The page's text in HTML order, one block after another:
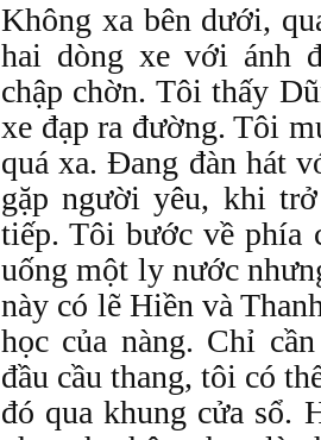
Không xa bên dưới,
hai dòng xe với ánh
chập chờn. Tôi thấy
xe đạp ra đường. Tôi
quá xa. Đang đàn hát
gặp người yêu, khi
tiếp. Tôi bước về phía
uống một ly nước
này có lẽ Hiền và
học của nàng. Chỉ
đầu cầu thang, tôi có
đó qua khung cửa sổ.